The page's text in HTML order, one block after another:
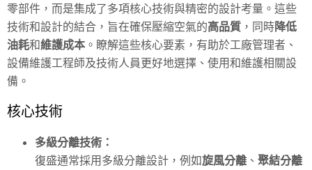
零部件，而是集成了多項核心技術與精密的設計考量。這些
技術和設計的結合，旨在確保壓縮空氣的高品質 ，同時降低
油耗和維護成本 。瞭解這些核心要素，有助於工廠管理者、
設備維護工程師及技術人員更好地選擇、使用和維護相關設
備。
核心技術
多級分離技術：
復盛通常採用多級分離設計，例如旋風分離 、 聚結分離